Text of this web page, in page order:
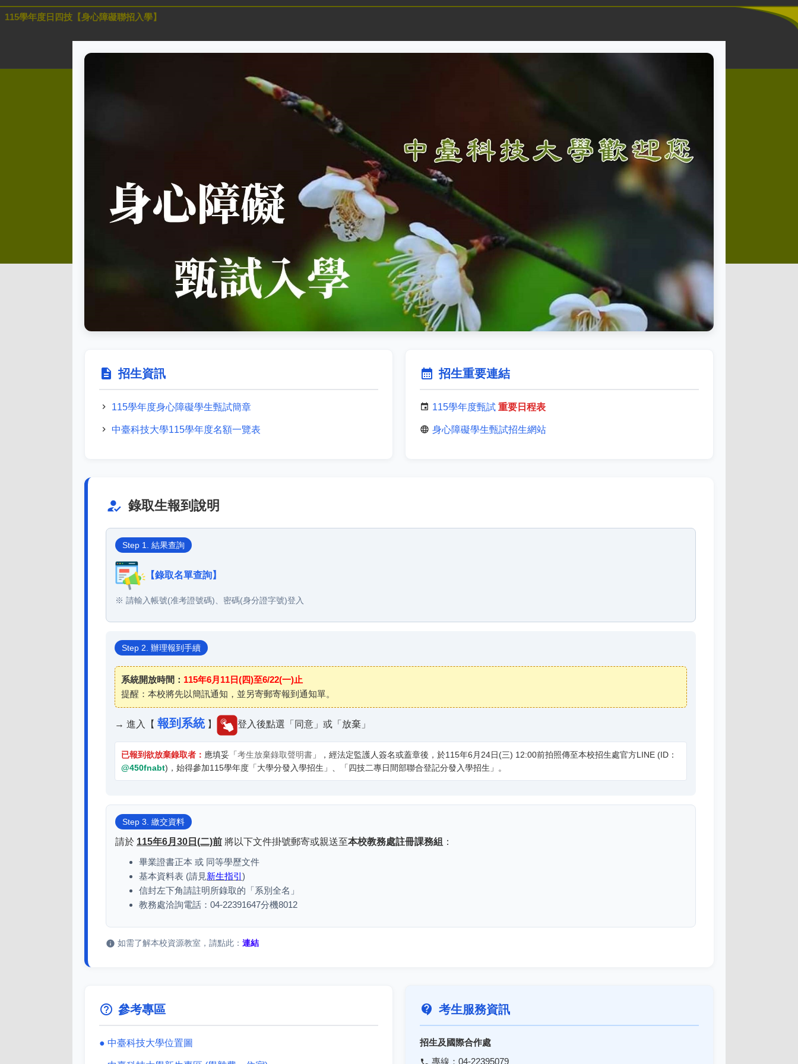
115學年度日四技【身心障礙聯招入學】
description 招生資訊
chevron_right 115學年度身心障礙學生甄試簡章
chevron_right 中臺科技大學115學年度名額一覽表
calendar_month 招生重要連結
event 115學年度甄試 重要日程表
language 身心障礙學生甄試招生網站
how_to_reg 錄取生報到說明
Step 1. 結果查詢
【錄取名單查詢】
※ 請輸入帳號(准考證號碼)、密碼(身分證字號)登入
Step 2. 辦理報到手續
系統開放時間： 115年6月11日(四)至6/22(一)止
提醒：本校將先以簡訊通知，並另寄郵寄報到通知單。
→ 進入【 報到系統】 登入後點選「同意」或「放棄」
已報到欲放棄錄取者： 應填妥「考生放棄錄取聲明書 」，經法定監護人簽名或蓋章後，於115年6月24日(三) 12:00前拍照傳至本校招生處官方LINE (ID：
@450fnabt)，始得參加115學年度「大學分發入學招生」、「四技二專日間部聯合登記分發入學招生」。
Step 3. 繳交資料
請於 115年6月30日(二)前 將以下文件掛號郵寄或親送至本校教務處註冊課務組 ：
畢業證書正本 或 同等學歷文件
基本資料表 (請見新生指引)
信封左下角請註明所錄取的「系別全名」
教務處洽詢電話：04-22391647分機8012
info 如需了解本校資源教室，請點此： 連結
help_outline 參考專區
● 中臺科技大學位置圖
contact_support 考生服務資訊
招生及國際合作處
phone 專線：04-22395079